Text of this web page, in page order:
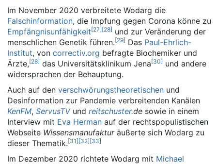
Im November 2020 verbreitete Wodarg die
Falschinformation, die Impfung gegen Corona könne zu
Empfängnisunfähigkeit[27][28] und zur Veränderung der
menschlichen Genetik führen.[29] Das Paul-Ehrlich-
Institut, von correctiv.org befragte Biochemiker und
Ärzte,[28] das Universitätsklinikum Jena[30] und andere
widersprachen der Behauptung.
Auch auf den verschwörungstheoretischen und
Desinformation zur Pandemie verbreitenden Kanälen
KenFM, ServusTVund reitschuster.de sowie in einem
Interview mit Eva Herman auf der rechtspopulistischen
Webseite Wissensmanufakturäußerte sich Wodarg zu
dieser Thematik.[31][32][33]
Im Dezember 2020 richtete Wodarg mit Michael